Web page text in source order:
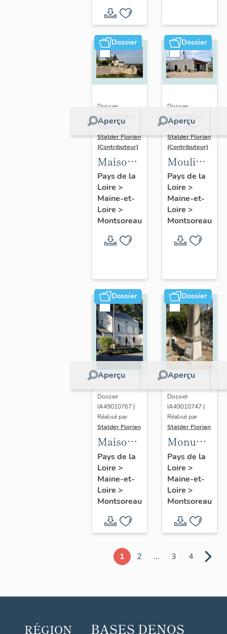
Dossier
Aperçu
Dossier
IA49009543 |
Réalisé par
Stalder Florian
(Contributeur)
Maison
Mireligère,
8 rue de
la
Bonnardière,
Montsoreau
Pays de la
Loire >
Maine-et-
Loire >
Montsoreau
Dossier
Aperçu
Dossier
IA49009612 |
Réalisé par
Stalder Florian
(Contributeur)
Moulin à
vent de
la
Perruche,
maison,
Montsoreau
Pays de la
Loire >
Maine-et-
Loire >
Montsoreau
Dossier
Aperçu
Dossier
IA49010767 |
Réalisé par
Stalder Florian
Maison,
25 rue de
la
Maumenière,
Montsoreau
Pays de la
Loire >
Maine-et-
Loire >
Montsoreau
Dossier
Aperçu
Dossier
IA49010747 |
Réalisé par
Stalder Florian
Monument
aux
morts,
cimetière
de Rest,
rue
Saint-
Montsoreau
Pays de la
Loire >
Maine-et-
Loire >
Montsoreau
1 2 ... 3 4
RÉGION BASES DENOS